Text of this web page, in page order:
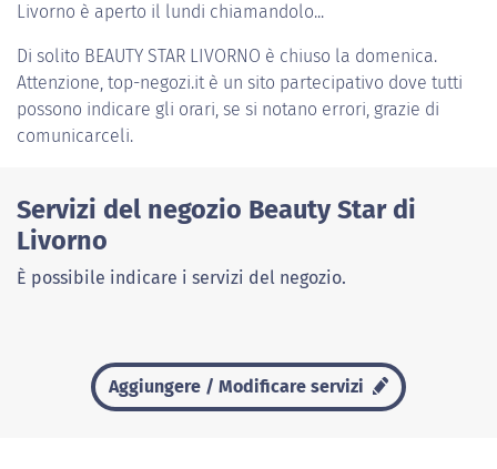
Livorno è aperto il lundi chiamandolo...
Di solito BEAUTY STAR LIVORNO è chiuso la domenica.
Attenzione, top-negozi.it è un sito partecipativo dove tutti
possono indicare gli orari, se si notano errori, grazie di
comunicarceli.
Servizi del negozio Beauty Star di
Livorno
È possibile indicare i servizi del negozio.
Aggiungere / Modificare servizi